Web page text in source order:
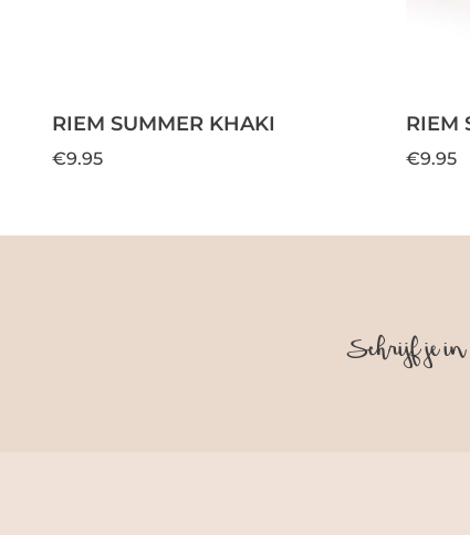
RIEM SUMMER KHAKI
€9.95
RIEM
€9.95
Schrijf je in